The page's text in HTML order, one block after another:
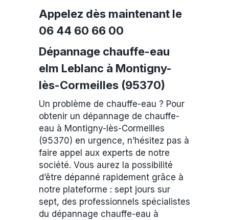
Appelez dès maintenant le
06 44 60 66 00
Dépannage chauffe-eau
elm Leblanc à Montigny-
lès-Cormeilles (95370)
Un problème de chauffe-eau ? Pour
obtenir un dépannage de chauffe-
eau à Montigny-lès-Cormeilles
(95370) en urgence, n’hésitez pas à
faire appel aux experts de notre
société. Vous aurez la possibilité
d’être dépanné rapidement grâce à
notre plateforme : sept jours sur
sept, des professionnels spécialistes
du dépannage chauffe-eau à